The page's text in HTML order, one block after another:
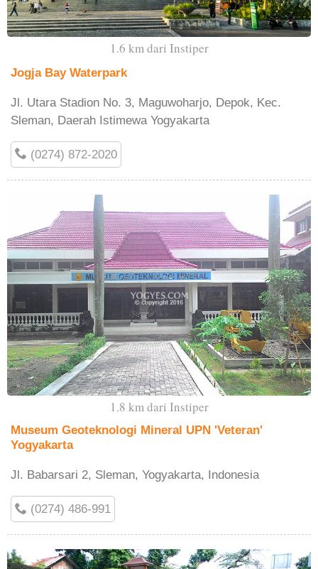
1.6 km dari Instiper
Jogja Bay Waterpark
Jl. Utara Stadion No. 3, Maguwoharjo, Depok, Kec.
Sleman, Daerah Istimewa Yogyakarta
(0274) 872-2020
1.8 km dari Instiper
Museum Geoteknologi Mineral UPN 'Veteran'
Yogyakarta
Jl. Babarsari 2, Sleman, Yogyakarta, Indonesia
(0274) 486-991